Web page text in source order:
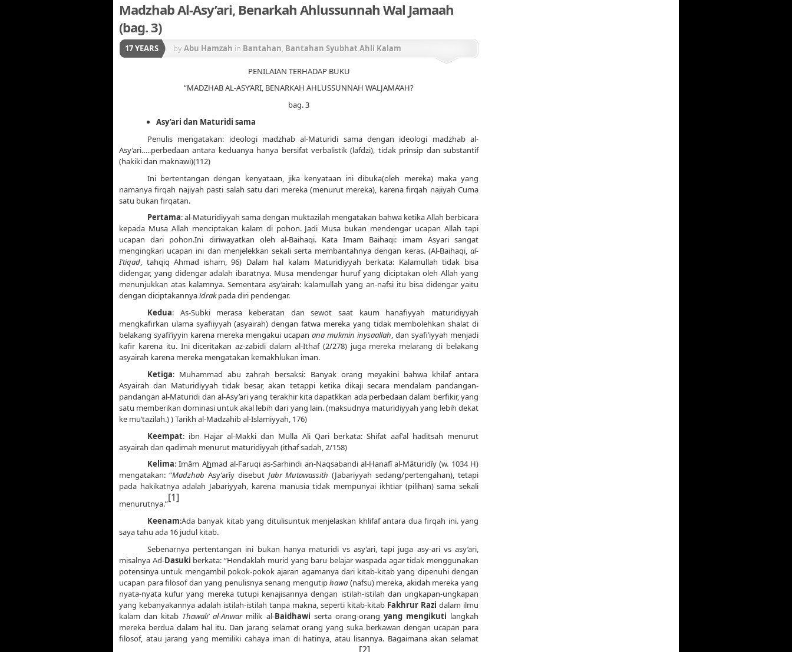
Madzhab Al-Asy’ari, Benarkah Ahlussunnah Wal Jamaah
(bag. 3)
17 YEARS byAbu Hamzah in Bantahan, Bantahan Syubhat Ahli Kalam
PENILAIAN TERHADAP BUKU
“MADZHAB AL-ASY’ARI, BENARKAH AHLUSSUNNAH WALJAMA’AH?
bag. 3
Asy’ari dan Maturidi sama
Penulis mengatakan: ideologi madzhab al-Maturidi sama dengan ideologi madzhab al-
Asy’ari…..perbedaan antara keduanya hanya bersifat verbalistik (lafdzi), tidak prinsip dan substantif
(hakiki dan maknawi)(112)
Ini bertentangan dengan kenyataan, jika kenyataan ini dibuka(oleh mereka) maka yang
namanya firqah najiyah pasti salah satu dari mereka (menurut mereka), karena firqah najiyah Cuma
satu bukan firqatan.
Pertama: al-Maturidiyyah sama dengan muktazilah mengatakan bahwa ketika Allah berbicara
kepada Musa Allah menciptakan kalam di pohon. Jadi Musa bukan mendengar ucapan Allah tapi
ucapan dari pohon.Ini diriwayatkan oleh al-Baihaqi. Kata Imam Baihaqi: imam Asyari sangat
mengingkari ucapan ini dan menjelekkan sekali serta membantahnya dengan keras. (Al-Baihaqi, al-
I’tiqad, tahqiq Ahmad isham, 96) Dalam hal kalam Maturidiyyah berkata: Kalamullah tidak bisa
didengar, yang didengar adalah ibaratnya. Musa mendengar huruf yang diciptakan oleh Allah yang
menunjukkan atas kalamnya. Sementara asy’airah: kalamullah yang an-nafsi itu bisa didengar yaitu
dengan diciptakannyaidrakpada diri pendengar.
Kedua: As-Subki merasa keberatan dan sewot saat kaum hanafiyyah maturidiyyah
mengkafirkan ulama syafiiyyah (asyairah) dengan fatwa mereka yang tidak membolehkan shalat di
belakang syafi’iyyin karena mereka mengakui ucapan ana mukmin inysaallah, dan syafi’iyyah menjadi
kafir karena itu. Ini diceritakan az-zabidi dalam al-Ithaf (2/278) juga mereka melarang di belakang
asyairah karena mereka mengatakan kemakhlukan iman.
Ketiga: Muhammad abu zahrah bersaksi: Banyak orang meyakini bahwa khilaf antara
Asyairah dan Maturidiyyah tidak besar, akan tetappi ketika dikaji secara mendalam pandangan-
pandangan al-Maturidi dan al-Asy’ari yang terakhir kita dapatkkan ada perbedaan dalam berfikir, yang
satu memberikan dominasi untuk akal lebih dari yang lain. (maksudnya maturidiyyah yang lebih dekat
ke mu’tazilah.) ) Tarikh al-Madzahib al-Islamiyyah, 176)
Keempat: ibn Hajar al-Makki dan Mulla Ali Qari berkata: Shifat aaf’al haditsah menurut
asyairah dan qadimah menurut maturidiyyah (ithaf sadah, 2/158)
Kelima: Imâm Ahmad al-Faruqi as-Sarhindi an-Naqsabandi al-Hanafî al-Mâturidîy (w. 1034 H)
mengatakan: “Madzhab Asy’arîy disebut Jabr Mutawassith (Jabariyyah sedang/pertengahan), tetapi
pada hakikatnya adalah Jabariyyah, karena manusia tidak mempunyai ikhtiar (pilihan) sama sekali
menurutnya.”[1]
Keenam:Ada banyak kitab yang ditulisuntuk menjelaskan khlifaf antara dua firqah ini. yang
saya tahu ada 16 judul kitab.
Sebenarnya pertentangan ini bukan hanya maturidi vs asy’ari, tapi juga asy-ari vs asy’ari,
misalnya Ad-Dasuki berkata: “Hendaklah murid yang baru belajar waspada agar tidak menggunakan
potensinya untuk mengambil pokok-pokok ajaran agamanya dari kitab-kitab yang dipenuhi dengan
ucapan para filosof dan yang penulisnya senang mengutiphawa (nafsu) mereka, akidah mereka yang
nyata-nyata kufur yang mereka tutupi kenajisannya dengan istilah-istilah dan ungkapan-ungkapan
yang kebanyakannya adalah istilah-istilah tanpa makna, seperti kitab-kitab Fakhrur Razi dalam ilmu
kalam dan kitab Thawali’ al-Anwarmilik al-Baidhawi serta orang-orang yang mengikuti langkah
mereka berdua dalam hal itu. Dan jarang selamat orang yang suka berkawan dengan ucapan para
filosof, atau jarang yang memiliki cahaya iman di hatinya, atau lisannya. Bagaimana akan selamat